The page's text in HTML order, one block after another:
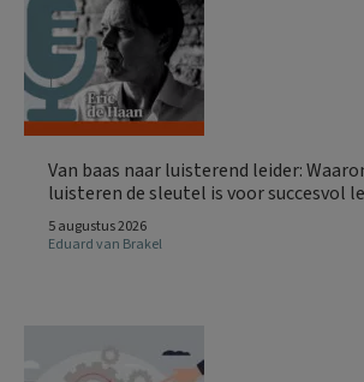
Van baas naar luisterend leider:
luisteren de sleutel is voor succesvol
5 augustus 2026
Eduard van Brakel